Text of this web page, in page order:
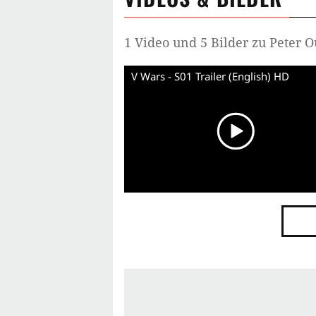
1 Video und 5 Bilder zu Peter
V Wars - S01 Trailer (English) HD